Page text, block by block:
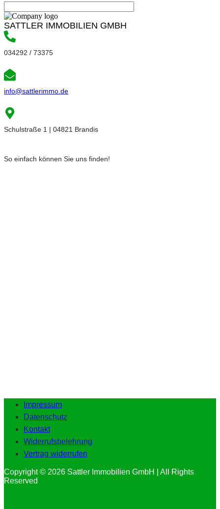
SATTLER IMMOBILIEN GMBH
034292 / 73375
info@sattlerimmo.de
Schulstraße 1 | 04821 Brandis
So einfach können Sie uns finden!
Impressum
Datenschutz
Kontakt
Widerrufsbelehrung
Vertrag widerrufen
Copyright © 2026 Sattler Immobilien GmbH | All Rights
Reserved